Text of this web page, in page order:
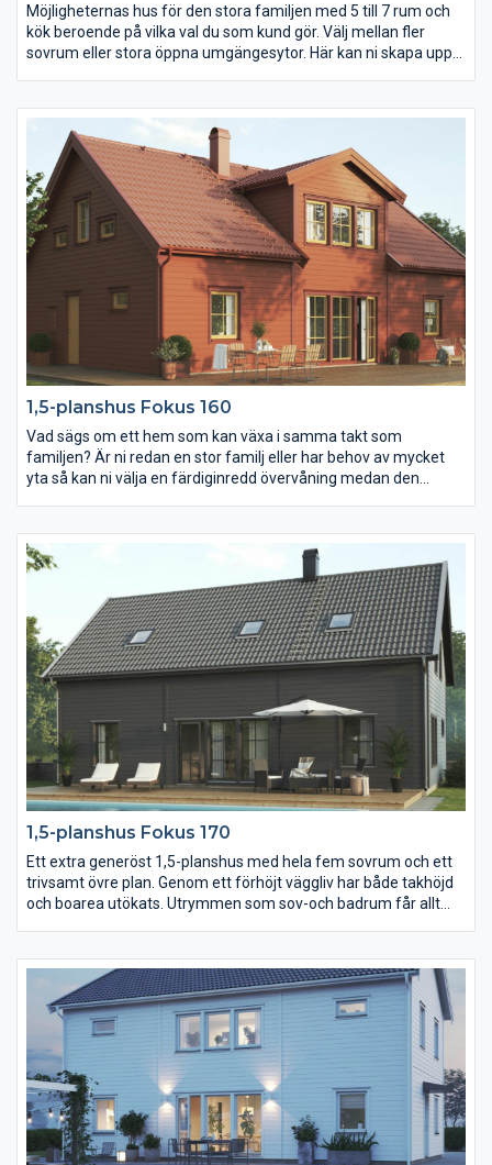
Möjligheternas hus för den stora familjen med 5 till 7 rum och
kök beroende på vilka val du som kund gör. Välj mellan fler
sovrum eller stora öppna umgängesytor. Här kan ni skapa upp
1,5-planshus Fokus 160
Vad sägs om ett hem som kan växa i samma takt som
familjen? Är ni redan en stor familj eller har behov av mycket
yta så kan ni välja en färdiginredd övervåning medan den
ser man rakt genom hall och vardagsrum till baksidan. I köket
finns gott om plats för förberedelser av både barnkalas och
midsommarfest. Här kan du välja till ett extra sovrum eller
skapa ett större allrum.
1,5-planshus Fokus 170
Ett extra generöst 1,5-planshus med hela fem sovrum och ett
trivsamt övre plan. Genom ett förhöjt väggliv har både takhöjd
och boarea utökats. Utrymmen som sov-och badrum får allt
kanske en hel takkupa för extra ljus och rymd.